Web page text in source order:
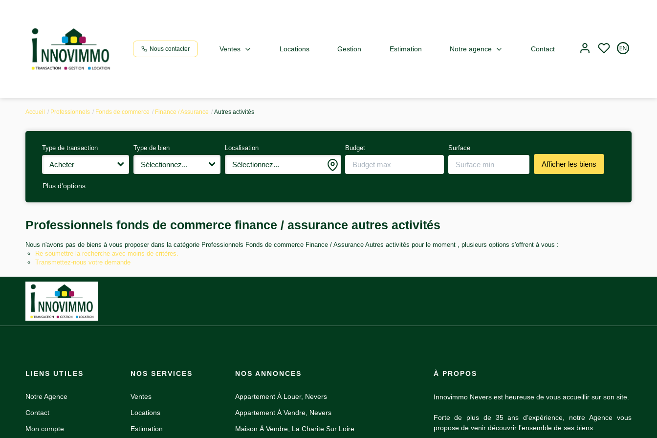
Nous contacter Ventes Locations Gestion Estimation Notre agence Contact
Accueil Professionnels Fonds de commerce Finance / Assurance Autres activités
Type de transaction
Acheter
Type de bien
Sélectionnez...
Localisation
Sélectionnez...
Budget Surface
Plus d'options
Professionnels fonds de commerce finance / assurance autres activités
Nous n'avons pas de biens à vous proposer dans la catégorie Professionnels Fonds de commerce Finance / Assurance Autres activités pour le moment , plusieurs options s'offrent à vous :
Re-soumettre la recherche avec moins de critères.
Transmettez-nous votre demande
LIENS UTILES
Notre Agence
Contact
Mon compte
NOS SERVICES
Ventes
Locations
Estimation
NOS ANNONCES
Appartement À Louer, Nevers
Appartement À Vendre, Nevers
Maison À Vendre, La Charite Sur Loire
À PROPOS
Innovimmo Nevers est heureuse de vous accueillir sur son site.
Forte de plus de 35 ans d’expérience, notre Agence vous
propose de venir découvrir l’ensemble de ses biens.